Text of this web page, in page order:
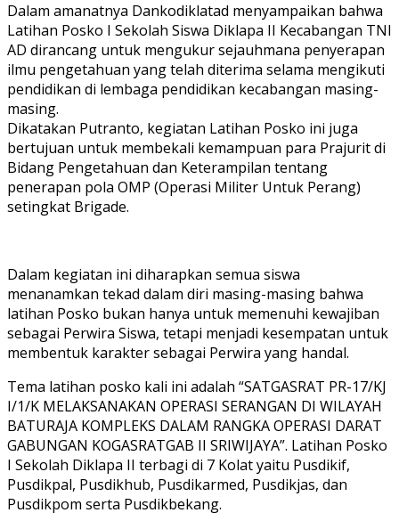
Dalam amanatnya Dankodiklatad menyampaikan bahwa
Latihan Posko I Sekolah Siswa Diklapa II Kecabangan TNI
AD dirancang untuk mengukur sejauhmana penyerapan
ilmu pengetahuan yang telah diterima selama mengikuti
pendidikan di lembaga pendidikan kecabangan masing-
masing.
Dikatakan Putranto, kegiatan Latihan Posko ini juga
bertujuan untuk membekali kemampuan para Prajurit di
Bidang Pengetahuan dan Keterampilan tentang
penerapan pola OMP (Operasi Militer Untuk Perang)
setingkat Brigade.
Dalam kegiatan ini diharapkan semua siswa
menanamkan tekad dalam diri masing-masing bahwa
latihan Posko bukan hanya untuk memenuhi kewajiban
sebagai Perwira Siswa, tetapi menjadi kesempatan untuk
membentuk karakter sebagai Perwira yang handal.
Tema latihan posko kali ini adalah “SATGASRAT PR-17/KJ
I/1/K MELAKSANAKAN OPERASI SERANGAN DI WILAYAH
BATURAJA KOMPLEKS DALAM RANGKA OPERASI DARAT
GABUNGAN KOGASRATGAB II SRIWIJAYA”. Latihan Posko
I Sekolah Diklapa II terbagi di 7 Kolat yaitu Pusdikif,
Pusdikpal, Pusdikhub, Pusdikarmed, Pusdikjas, dan
Pusdikpom serta Pusdikbekang.